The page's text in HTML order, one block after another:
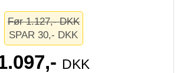
Før 1.127,- DKK
SPAR 30,- DKK
DKK